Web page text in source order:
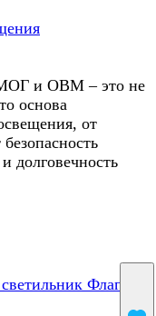
и ОВМ – это не
основа
от
долговечность
Флагман